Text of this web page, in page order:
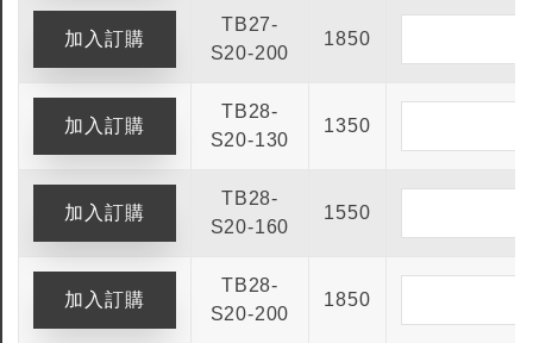
TB27-
S20-200
1850
TB28-
S20-130
1350
TB28-
S20-160
1550
TB28-
S20-200
1850